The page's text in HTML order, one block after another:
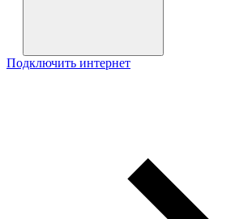
Подключить интернет